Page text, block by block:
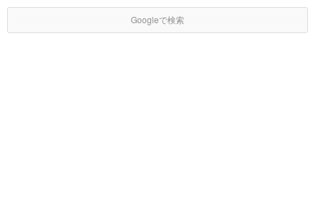
Googleで検索